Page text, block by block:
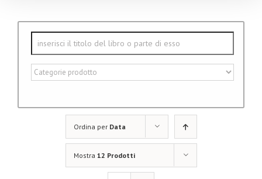
Ordina per Data
Mostra 12 Prodotti